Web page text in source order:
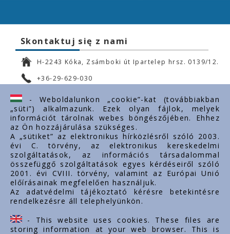
Skontaktuj się z nami
H-2243 Kóka, Zsámboki út Ipartelep hrsz. 0139/12.
+36-29-629-030
ertekesites@styron.hu
export@styron.hu
www.styron.hu
Important links
O nas
Dokumenty
Kontakt
Kariera zawodowa
- Weboldalunkon „cookie”-kat (továbbiakban
„süti”) alkalmazunk. Ezek olyan fájlok, melyek
információt tárolnak webes böngészőjében. Ehhez
az Ön hozzájárulása szükséges.
A „sütiket” az elektronikus hírközlésről szóló 2003.
évi C. törvény, az elektronikus kereskedelmi
szolgáltatások, az információs társadalommal
összefüggő szolgáltatások egyes kérdéseiről szóló
2001. évi CVIII. törvény, valamint az Európai Unió
előírásainak megfelelően használjuk.
Az adatvédelmi tájékoztató kérésre betekintésre
rendelkezésre áll telephelyünkön.
- This website uses cookies. These files are
storing information at your web browser. This is